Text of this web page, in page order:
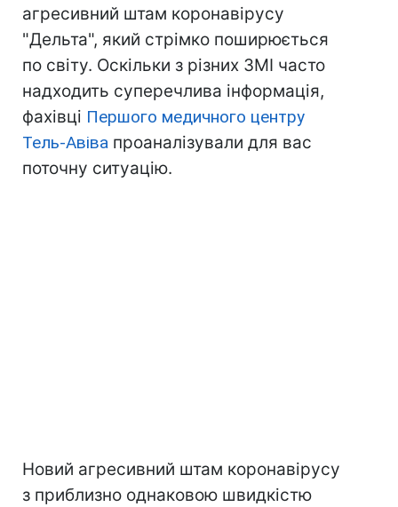
агресивний штам коронавірусу
"Дельта", який стрімко поширюється
по світу. Оскільки з різних ЗМІ часто
надходить суперечлива інформація,
фахівці Першого медичного центру
Тель-Авіва проаналізували для вас
поточну ситуацію.
Новий агресивний штам коронавірусу
з приблизно однаковою швидкістю